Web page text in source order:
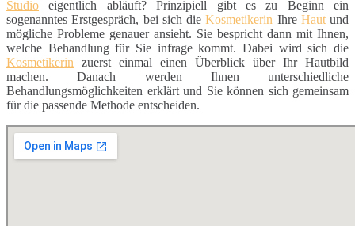
Studio eigentlich abläuft? Prinzipiell gibt es zu Beginn ein
sogenanntes Erstgespräch, bei sich dieKosmetikerin Ihre Hautund
mögliche Probleme genauer ansieht. Sie bespricht dann mit Ihnen,
welche Behandlung für Sie infrage kommt. Dabei wird sich die
Kosmetikerin zuerst einmal einen Überblick über Ihr Hautbild
machen. Danach werden Ihnen unterschiedliche
Behandlungsmöglichkeiten erklärt und Sie können sich gemeinsam
für die passende Methode entscheiden.